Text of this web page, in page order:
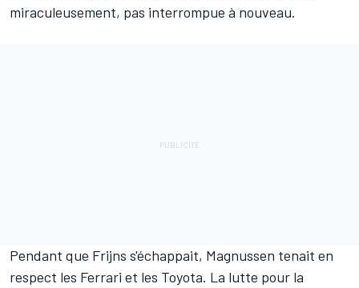
miraculeusement, pas interrompue à nouveau.
Pendant que Frijns s'échappait, Magnussen tenait en
respect les Ferrari et les Toyota. La lutte pour la